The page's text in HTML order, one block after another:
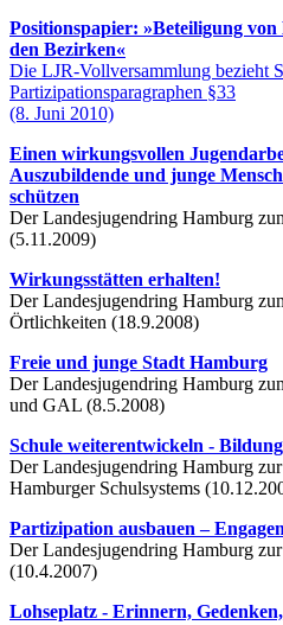
Positionspapier: »Beteiligung
den Bezirken«
Die LJR-Vollversammlung bezieht
Partizipationsparagraphen §33
(8. Juni 2010)
Einen wirkungsvollen
Auszubildende und junge
schützen
Der Landesjugendring Hamburg
(5.11.2009)
Wirkungsstätten erhalten!
Der Landesjugendring Hamburg
Örtlichkeiten (18.9.2008)
Freie und junge Stadt Hamburg
Der Landesjugendring Hamburg
und GAL (8.5.2008)
Schule weiterentwickeln -
Der Landesjugendring Hamburg
Hamburger Schulsystems
Partizipation ausbauen –
Der Landesjugendring Hamburg
(10.4.2007)
Lohseplatz - Erinnern,